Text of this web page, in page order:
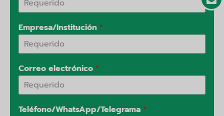
Empresa/Institución *
Correo electrónico *
Teléfono/WhatsApp/Telegrama *